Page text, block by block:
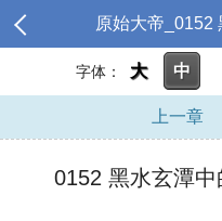
原始大帝_0152
字体： 大 中
上一章
0152 黑水玄潭中